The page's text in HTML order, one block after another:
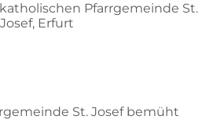
Pfarrgemeinde St.
Josef, Erfurt
St. Josef bemüht